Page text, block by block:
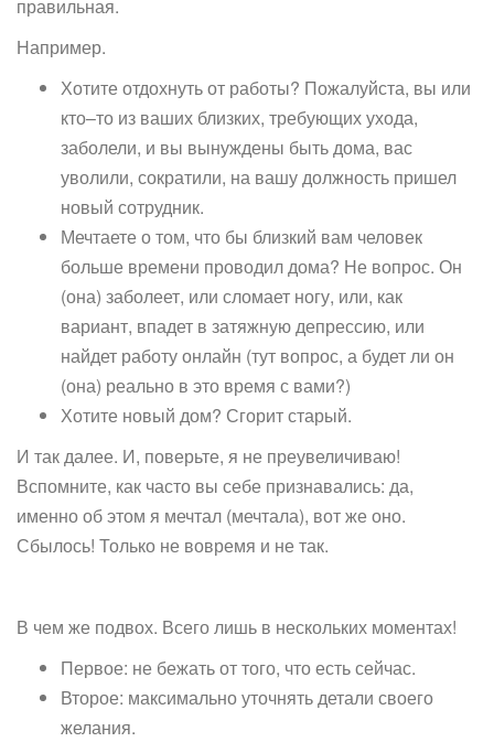
правильная.
Например.
Хотите отдохнуть от работы? Пожалуйста, вы или
кто–то из ваших близких, требующих ухода,
заболели, и вы вынуждены быть дома, вас
уволили, сократили, на вашу должность пришел
новый сотрудник.
Мечтаете о том, что бы близкий вам человек
больше времени проводил дома? Не вопрос. Он
(она) заболеет, или сломает ногу, или, как
вариант, впадет в затяжную депрессию, или
найдет работу онлайн (тут вопрос, а будет ли он
(она) реально в это время с вами?)
Хотите новый дом? Сгорит старый.
И так далее. И, поверьте, я не преувеличиваю!
Вспомните, как часто вы себе признавались: да,
именно об этом я мечтал (мечтала), вот же оно.
Сбылось! Только не вовремя и не так.
В чем же подвох. Всего лишь в нескольких моментах!
Первое: не бежать от того, что есть сейчас.
Второе: максимально уточнять детали своего
желания.